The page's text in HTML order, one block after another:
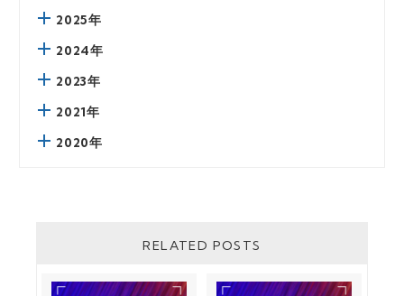
2025年
2024年
2023年
2021年
2020年
RELATED POSTS